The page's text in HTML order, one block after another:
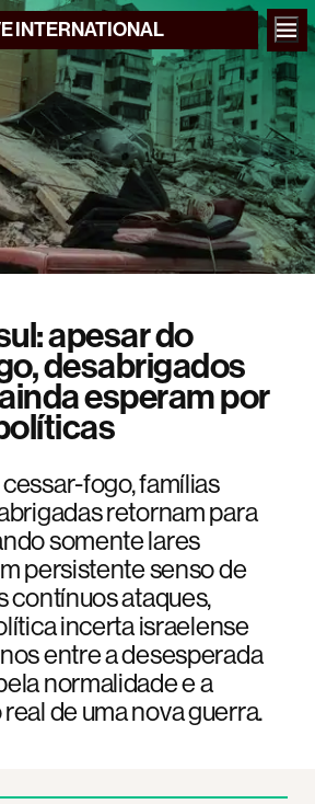
INTERNATIONAL
apesar do
desabrigados
esperam por
fogo, famílias
retornam para
somente lares
persistente senso de
contínuos ataques,
incerta israelense
entre a desesperada
normalidade e a
de uma nova guerra.